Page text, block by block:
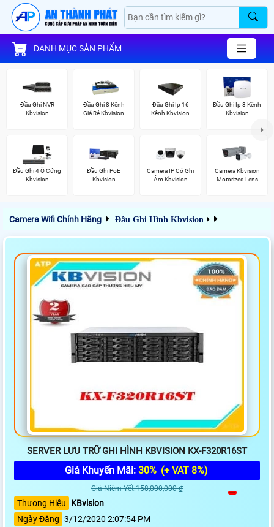
DANH MỤC SẢN PHẨM
Đầu Ghi NVR
Kbvision
Đầu Ghi 8 Kênh
Giá Rẻ Kbvision
Đầu Ghi Ip 16
Kênh Kbvision
Đầu Ghi Ip 8 Kênh
Kbvision
Đầu Ghi 4 Ổ Cứng
Kbvision
Đầu Ghi PoE
Kbvision
Camera IP Có Ghi
Âm Kbvision
Camera Kbvision
Motorized Lens
Camera Wifi Chính Hãng Đầu Ghi Hình Kbvision
SERVER LƯU TRỮ GHI HÌNH KBVISION KX-F320R16ST
Giá Khuyến Mãi: 30% (+ VAT 8%)
Giá Niêm Yết:158,000,000 ₫
Thương Hiệu
KBvision
Ngày Đăng 3/12/2020 2:07:54 PM